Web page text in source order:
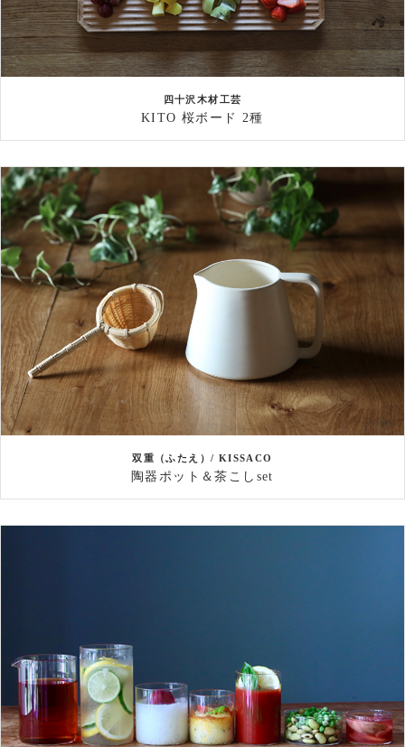
四十沢木材工芸
KITO 桜ボード 2種
双重（ふたえ）/ KISSACO
陶器ポット＆茶こしset